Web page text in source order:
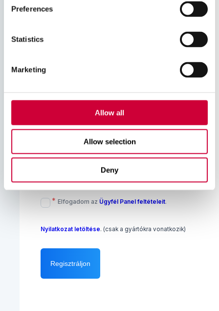
Preferences
Statistics
Marketing
Allow all
Allow selection
Deny
Jelszó
A jelszónak legalább 8 karakterből, 1 nagybetűből, 1
kisbetűből, 1 számból és 1 speciális karakterből kell
Elfogadom az Ügyfél Panel feltételeit.
*
Nyilatkozat letöltése. (csak a gyártókra vonatkozik)
Regisztráljon